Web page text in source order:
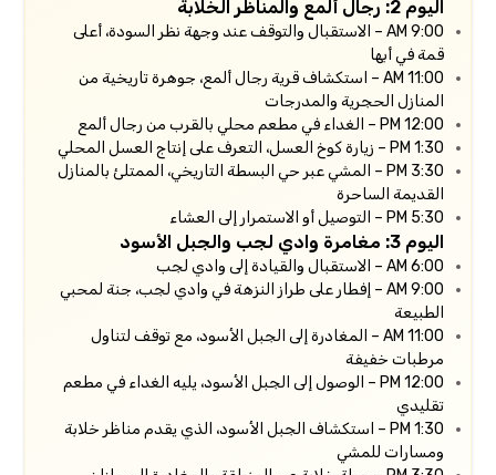
اليوم 2: رجال ألمع والمناظر الخلابة
9:00 AM – الاستقبال والتوقف عند وجهة نظر السودة، أعلى
قمة في أبها
11:00 AM – استكشاف قرية رجال ألمع، جوهرة تاريخية من
المنازل الحجرية والمدرجات
12:00 PM – الغداء في مطعم محلي بالقرب من رجال ألمع
1:30 PM – زيارة كوخ العسل، التعرف على إنتاج العسل المحلي
3:30 PM – المشي عبر حي البسطة التاريخي، الممتلئ بالمنازل
القديمة الساحرة
5:30 PM – التوصيل أو الاستمرار إلى العشاء
اليوم 3: مغامرة وادي لجب والجبل الأسود
6:00 AM – الاستقبال والقيادة إلى وادي لجب
9:00 AM – إفطار على طراز النزهة في وادي لجب، جنة لمحبي
الطبيعة
11:00 AM – المغادرة إلى الجبل الأسود، مع توقف لتناول
مرطبات خفيفة
12:00 PM – الوصول إلى الجبل الأسود، يليه الغداء في مطعم
تقليدي
1:30 PM – استكشاف الجبل الأسود، الذي يقدم مناظر خلابة
ومسارات للمشي